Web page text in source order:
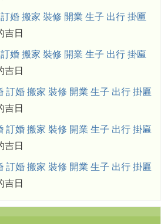
訂婚 搬家 裝修 開業 生子 出行 掛匾
吉日
訂婚 搬家 裝修 開業 生子 出行 掛匾
吉日
訂婚 搬家 裝修 開業 生子 出行 掛匾
吉日
訂婚 搬家 裝修 開業 生子 出行 掛匾
吉日
訂婚 搬家 裝修 開業 生子 出行 掛匾
吉日